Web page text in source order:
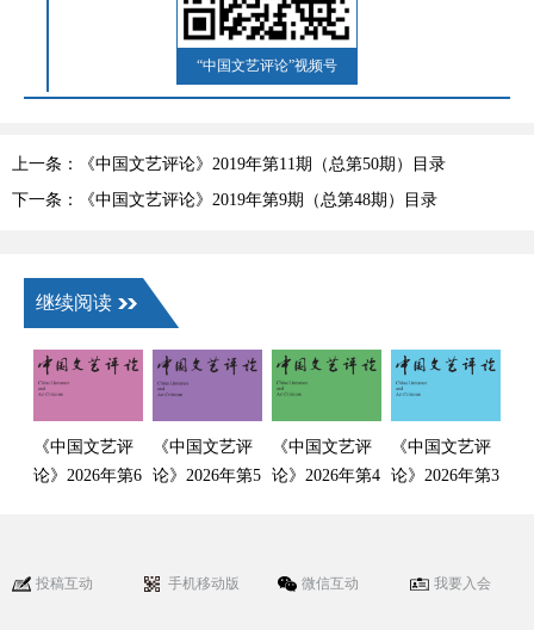
“中国文艺评论”视频号
上一条：《中国文艺评论》2019年第11期（总第50期）目录
下一条：《中国文艺评论》2019年第9期（总第48期）目录
继续阅读
《中国文艺评
论》2026年第6
《中国文艺评
论》2026年第5
《中国文艺评
论》2026年第4
《中国文艺评
论》2026年第3
投稿互动 手机移动版 微信互动 我要入会